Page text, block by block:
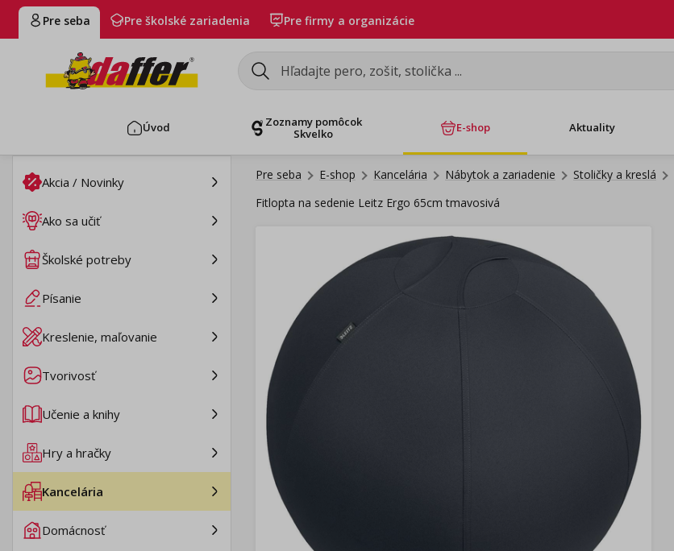
Pre seba Pre školské zariadenia Pre firmy a organizácie
Úvod
Zoznamy pomôcok
Skvelko
E-shop Aktuality
Akcia / Novinky
Ako sa učiť
Školské potreby
Písanie
Kreslenie, maľovanie
Tvorivosť
Učenie a knihy
Hry a hračky
Kancelária
Domácnosť
Pre seba E-shop Kancelária Nábytok a zariadenie Stoličky a kreslá
Fitlopta na sedenie Leitz Ergo 65cm tmavosivá